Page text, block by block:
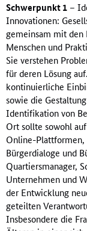
Schwerpunkt 1 –
Innovationen:
gemeinsam mit den
Menschen und
Sie verstehen
für deren Lösung
kontinuierliche
sowie die
Identifikation von
Ort sollte sowohl
Online-Plattformen,
Bürgerdialoge und
Quartiersmanager,
Unternehmen und
der Entwicklung
geteilten
Insbesondere die